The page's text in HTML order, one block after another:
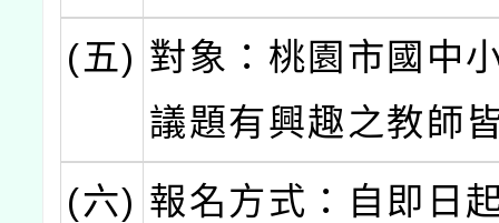
(五) 對象：桃園市國中
議題有興趣之教師
(六) 報名方式：自即日